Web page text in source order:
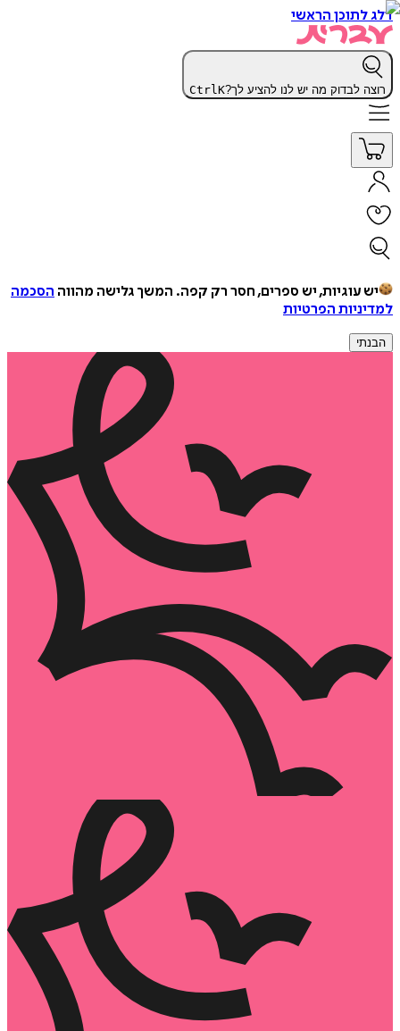
דלג לתוכן הראשי
רוצה לבדוק מה יש לנו להציע לך? CtrlK
יש עוגיות, יש ספרים, חסר רק קפה. המשך גלישה מהווה הסכמה
למדיניות הפרטיות
הבנתי